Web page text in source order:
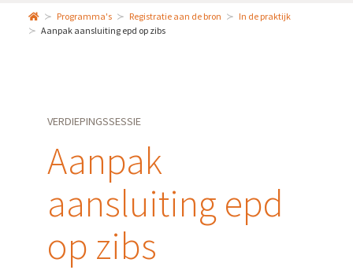
Programma's Registratie aan de bron
In de praktijk
Aanpak aansluiting epd op zibs
VERDIEPINGSSESSIE
Aanpak
aansluiting epd
op zibs